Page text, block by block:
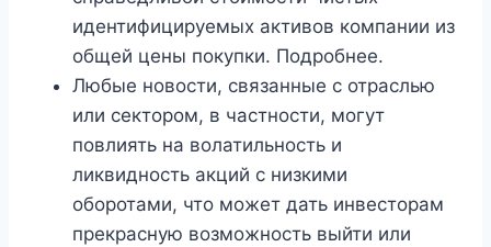
идентифицируемых активов компании из
общей цены покупки. Подробнее.
Любые новости, связанные с отраслью
или сектором, в частности, могут
повлиять на волатильность и
ликвидность акций с низкими
оборотами, что может дать инвесторам
прекрасную возможность выйти или